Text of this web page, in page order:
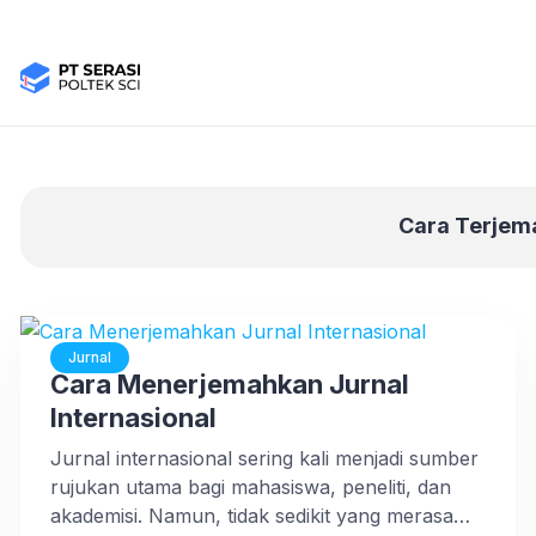
Cara
Jurnal
Cara Menerjemahkan Jurnal
Internasional
Jurnal internasional sering kali menjadi sumber
rujukan utama bagi mahasiswa, peneliti, dan
akademisi. Namun, tidak sedikit yang merasa